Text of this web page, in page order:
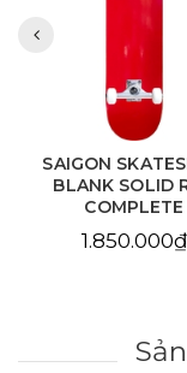
SAIGON
BLANK SOLID
COMPLETE
1.850.000₫